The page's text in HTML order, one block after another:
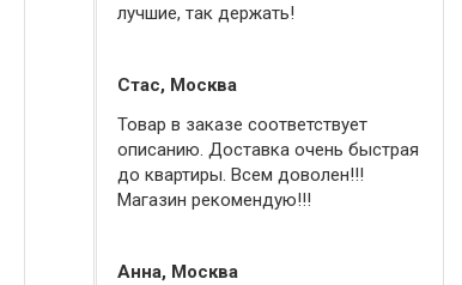
лучшие, так держать!
Стас, Москва
Товар в заказе соответствует
описанию. Доставка очень быстрая
до квартиры. Всем доволен!!!
Магазин рекомендую!!!
Анна, Москва